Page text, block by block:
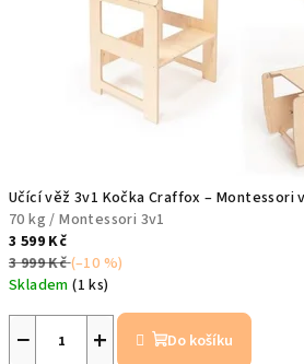
Učící věž 3v1 Kočka Craffox – Montessori
70 kg / Montessori 3v1
3 599 Kč
3 999 Kč(–10 %)
Skladem(1 ks)
+
− Do košíku